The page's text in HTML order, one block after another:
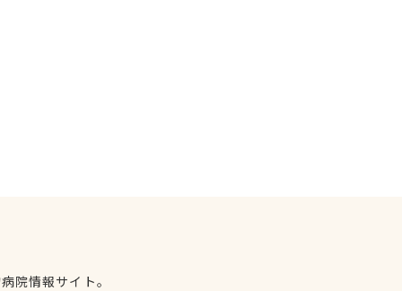
院情報サイト。